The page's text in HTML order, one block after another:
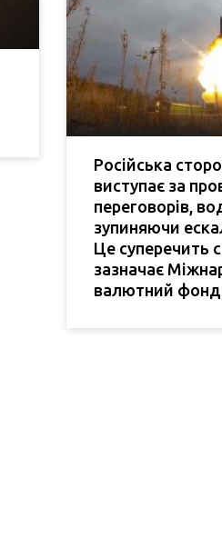
Російська
виступає за
переговорів,
зупиняючи
Це суперечить
зазначає
валютний